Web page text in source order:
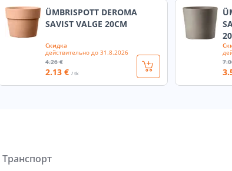
ÜMBRISPOTT DEROMA
SAVIST VALGE 20CM
Скидка
действительно до 31.8.2026
4.26 €
2.13 € / tk
7
3
Транспорт